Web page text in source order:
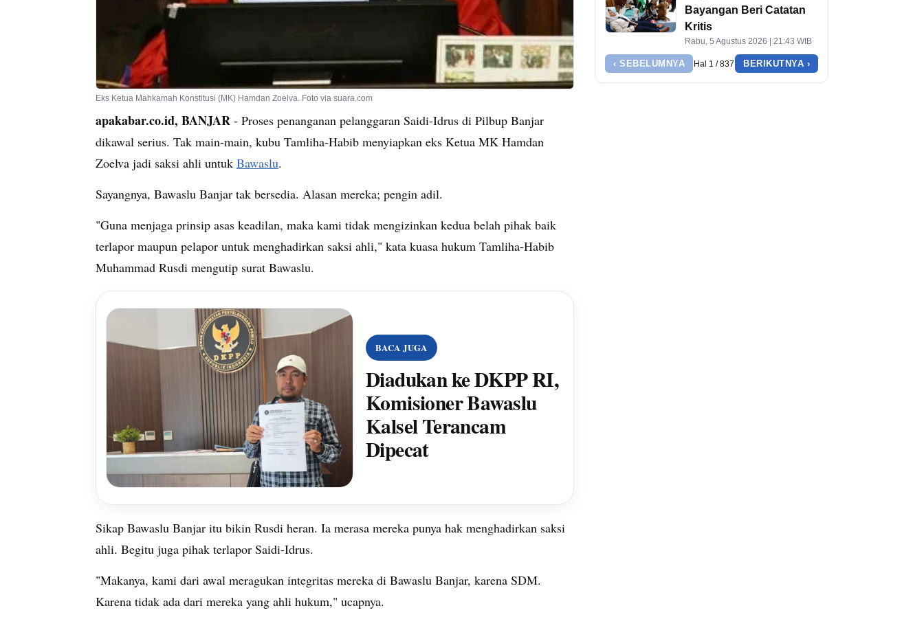
Eks Ketua Mahkamah Konstitusi (MK) Hamdan Zoelva. Foto via suara.com
apakabar.co.id, BANJAR - Proses penanganan pelanggaran Saidi-Idrus di Pilbup Banjar
dikawal serius. Tak main-main, kubu Tamliha-Habib menyiapkan eks Ketua MK Hamdan
Zoelva jadi saksi ahli untuk Bawaslu.
Sayangnya, Bawaslu Banjar tak bersedia. Alasan mereka; pengin adil.
"Guna menjaga prinsip asas keadilan, maka kami tidak mengizinkan kedua belah pihak baik
terlapor maupun pelapor untuk menghadirkan saksi ahli," kata kuasa hukum Tamliha-Habib
Muhammad Rusdi mengutip surat Bawaslu.
BACA JUGA
Diadukan ke DKPP RI,
Komisioner Bawaslu
Kalsel Terancam
Dipecat
Sikap Bawaslu Banjar itu bikin Rusdi heran. Ia merasa mereka punya hak menghadirkan saksi
ahli. Begitu juga pihak terlapor Saidi-Idrus.
"Makanya, kami dari awal meragukan integritas mereka di Bawaslu Banjar, karena SDM.
Karena tidak ada dari mereka yang ahli hukum," ucapnya.
Bayangan Beri Catatan
Kritis
Rabu, 5 Agustus 2026 | 21:43 WIB
‹ SEBELUMNYA Hal 1 / 837 BERIKUTNYA ›